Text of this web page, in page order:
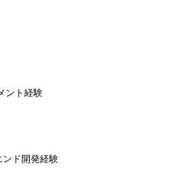
ント経験
ンド開発経験